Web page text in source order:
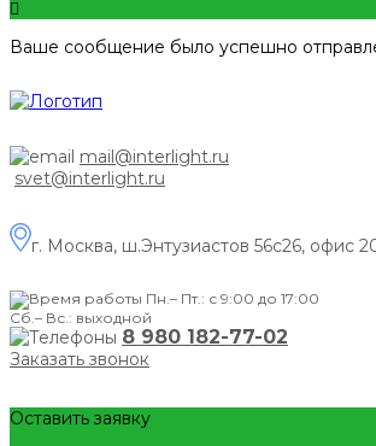
Ваше сообщение было успешно
mail@interlight.ru
svet@interlight.ru
г. Москва, ш.Энтузиастов 56с26, офис
Пн.– Пт.: с 9:00 до 17:00
Сб.– Вс.: выходной
8 980 182-77-02
Заказать звонок
Оставить заявку